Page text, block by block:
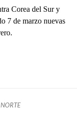
Corea del Sur y
7 de marzo nuevas